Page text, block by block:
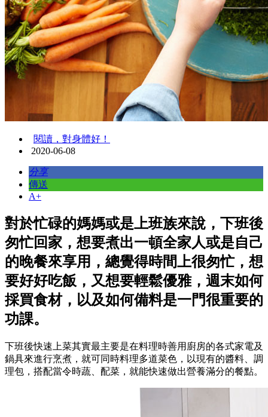
閱讀，對身體好！
2020-06-08
分享
傳送
A+
對於忙碌的媽媽或是上班族來說，下班後
匆忙回家，想要煮出一頓全家人或是自己
的晚餐來享用，總覺得時間上很匆忙，想
要好好吃飯，又想要輕鬆優雅，週末如何
採買食材，以及如何備料是一門很重要的
功課。
下班後快速上菜其實最主要是在料理時善用廚房的各式家電及
鍋具來進行烹煮，就可同時料理多道菜色，以現有的醬料、調
理包，搭配當令時蔬、配菜，就能快速做出營養滿分的餐點。